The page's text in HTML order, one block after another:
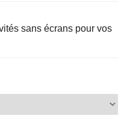
sans écrans pour vos